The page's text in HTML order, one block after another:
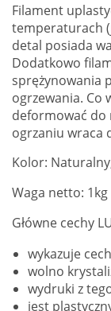
Filament
temperaturach
detal posiada
Dodatkowo
sprężynowania
ogrzewania. Co
deformować do
ogrzaniu wraca
Kolor:
Waga netto: 1kg
Główne cechy
wykazuje
wolno
wydruki z
jest